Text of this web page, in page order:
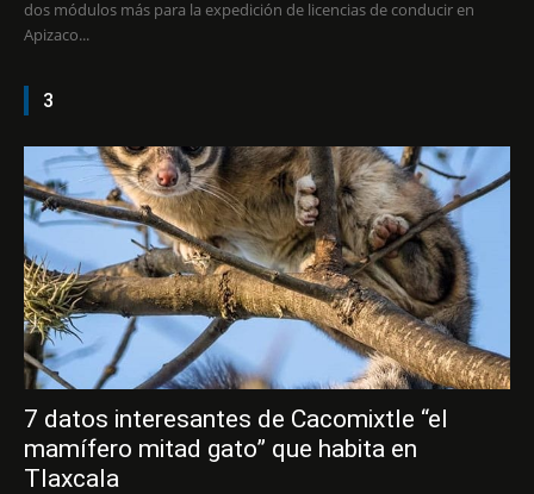
dos módulos más para la expedición de licencias de conducir en
Apizaco...
3
7 datos interesantes de Cacomixtle “el
mamífero mitad gato” que habita en
Tlaxcala